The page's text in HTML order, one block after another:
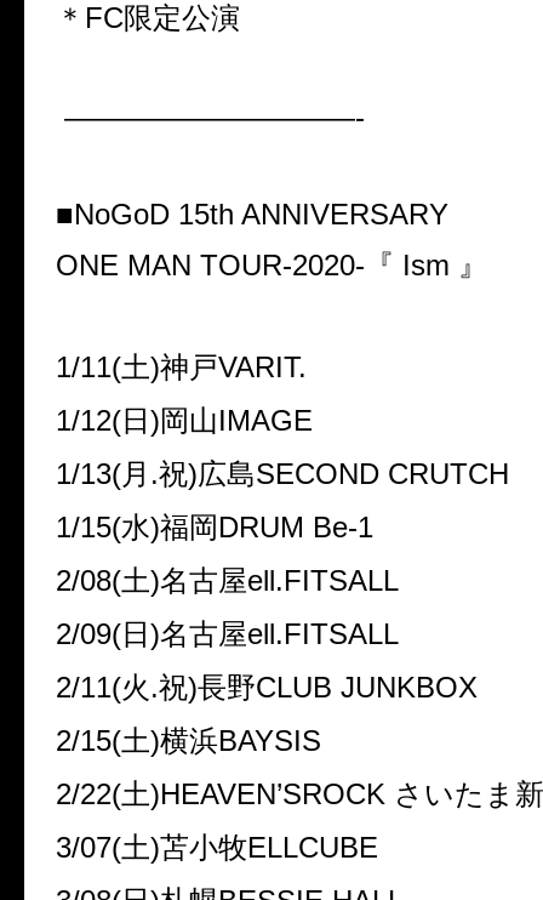
＊FC限定公演
——————————-
■NoGoD 15th ANNIVERSARY
ONE MAN TOUR-2020-『 Ism 』
1/11(土)神戸VARIT.
1/12(日)岡山IMAGE
1/13(月.祝)広島SECOND CRUTCH
1/15(水)福岡DRUM Be-1
2/08(土)名古屋ell.FITSALL
2/09(日)名古屋ell.FITSALL
2/11(火.祝)長野CLUB JUNKBOX
2/15(土)横浜BAYSIS
2/22(土)HEAVEN’SROCK さいたま
3/07(土)苫小牧ELLCUBE